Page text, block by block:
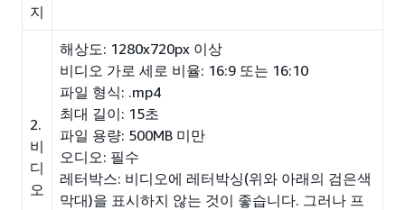
지
2.
비
디
오
해상도: 1280x720px 이상
비디오 가로 세로 비율: 16:9 또는 16:10
파일 형식: .mp4
최대 길이: 15초
파일 용량: 500MB 미만
오디오: 필수
레터박스: 비디오에 레터박싱(위와 아래의 검은색
막대)을 표시하지 않는 것이 좋습니다. 그러나 프